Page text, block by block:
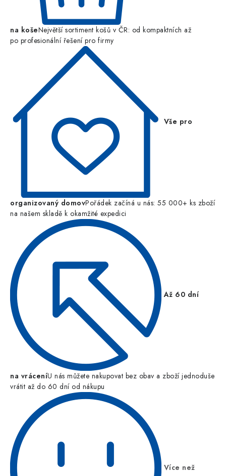
na košeNejvětší sortiment košů v ČR: od kompaktních až
po profesionální řešení pro firmy
Vše pro
organizovaný domovPořádek začíná u nás: 55 000+ ks zboží
na našem skladě k okamžité expedici
Až 60 dní
na vráceníU nás můžete nakupovat bez obav a zboží jednoduše
vrátit až do 60 dní od nákupu
Více než